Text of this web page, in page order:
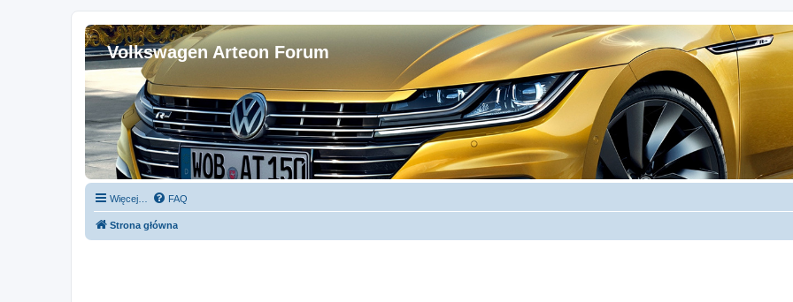
Volkswagen Arteon Forum
Więcej… FAQ
Strona główna